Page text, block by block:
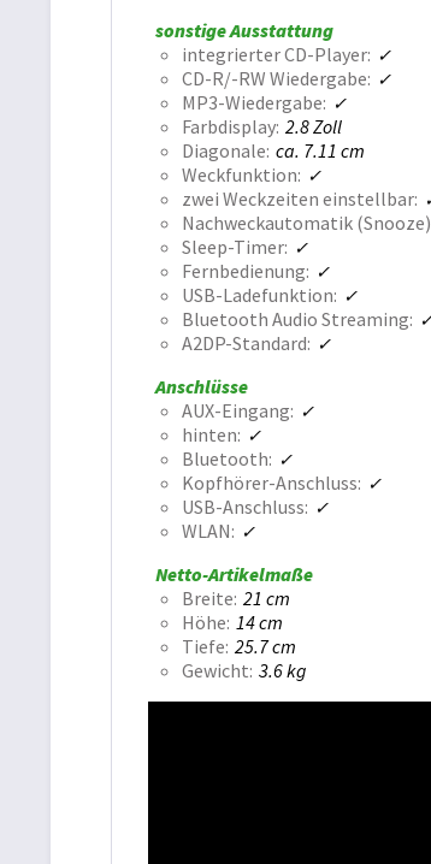
sonstige Ausstattung
integrierter CD-Player
CD-R/-RW Wiedergabe
MP3-Wiedergabe
Farbdisplay 2.8 Zoll
Diagonale ca. 7.11 cm
Weckfunktion
zwei Weckzeiten einstellbar
Nachweckautomatik (Snooze)
Sleep-Timer
Fernbedienung
USB-Ladefunktion
Bluetooth Audio Streaming
A2DP-Standard
Anschlüsse
AUX-Eingang
hinten
Bluetooth
Kopfhörer-Anschluss
USB-Anschluss
WLAN
Netto-Artikelmaße
Breite 21 cm
Höhe 14 cm
Tiefe 25.7 cm
Gewicht 3.6 kg